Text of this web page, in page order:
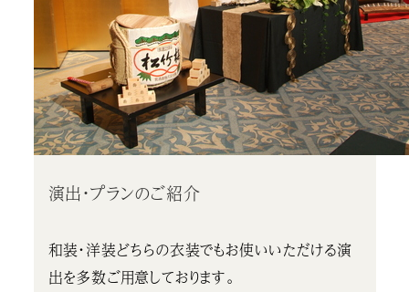
演出・プランのご紹介
和装・洋装どちらの衣装でもお使いいただける演
出を多数ご用意しております。